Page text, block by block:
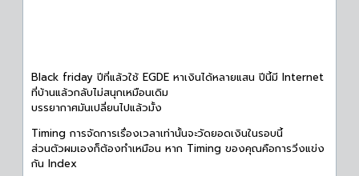
Black friday ปีที่แล้วใช้ EGDE หาเงินได้หลายแสน ปีนี้มี Internet
ที่บ้านแล้วกลับไม่สนุกเหมือนเดิม
บรรยากาศมันเปลี่ยนไปแล้วมั้ง
Timing การจัดการเรื่องเวลาเท่านั้นจะวัดยอดเงินในรอบนี้
ส่วนตัวผมเองก็ต้องทำเหมือน หาก Timing ของคุณคือการวิ่งแข่ง
กัน Index